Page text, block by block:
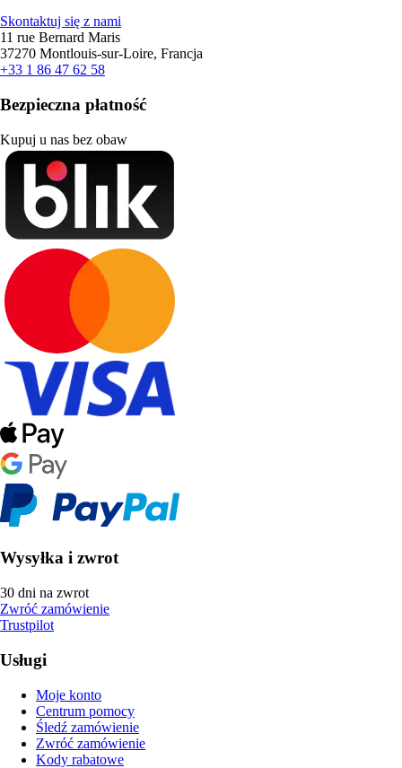
Skontaktuj się z nami
11 rue Bernard Maris
37270 Montlouis-sur-Loire, Francja
+33 1 86 47 62 58
Bezpieczna płatność
Kupuj u nas bez obaw
Wysyłka i zwrot
30 dni na zwrot
Zwróć zamówienie
Trustpilot
Usługi
Moje konto
Centrum pomocy
Śledź zamówienie
Zwróć zamówienie
Kody rabatowe